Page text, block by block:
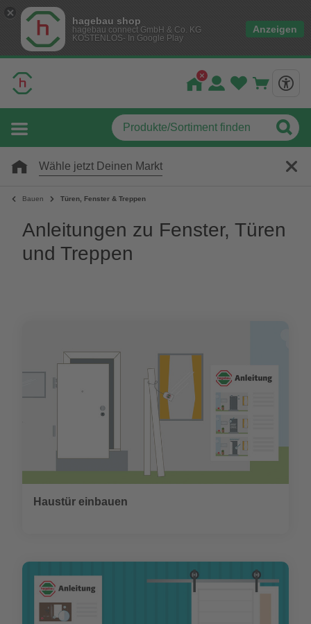
hagebau shop
hagebau connect GmbH & Co. KG
KOSTENLOS- In Google Play
Anzeigen
Wähle jetzt Deinen Markt
Bauen Türen, Fenster & Treppen
Anleitungen zu Fenster, Türen
und Treppen
Haustür einbauen